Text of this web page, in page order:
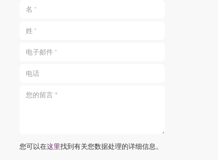
电子邮件 *
电话
您的留言 *
您可以在这里找到有关您数据处理的详细信息。